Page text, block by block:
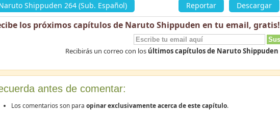
Shippuden 264 (Sub. Español) Reportar Descargar
los próximos capítulos de Naruto Shippuden en tu email, gratis!
Recibirás un correo con los últimos capítulos de Naruto Shippuden
antes de comentar:
Los comentarios son para opinar exclusivamente acerca de este capítulo.